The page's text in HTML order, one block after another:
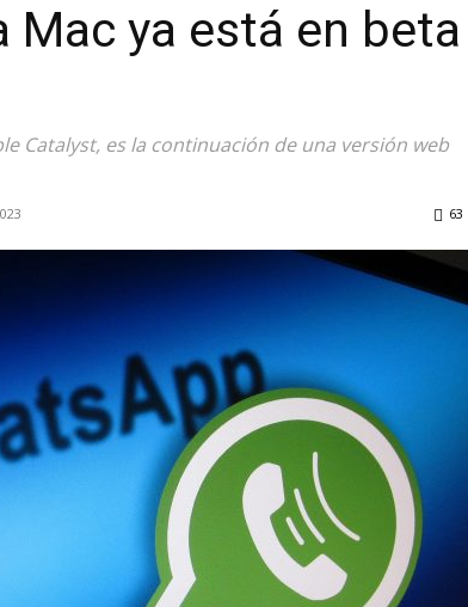
Mac ya está en beta
Catalyst, es la continuación de una versión web
63